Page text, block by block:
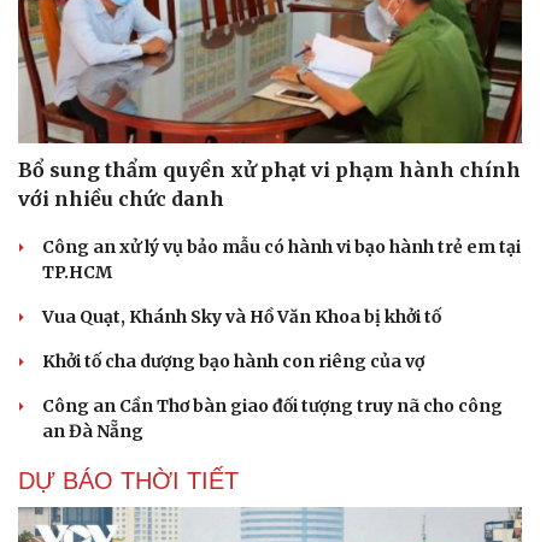
Cải chính
Bổ sung thẩm quyền xử phạt vi phạm hành chính
với nhiều chức danh
Công an xử lý vụ bảo mẫu có hành vi bạo hành trẻ em tại
TP.HCM
Vua Quạt, Khánh Sky và Hồ Văn Khoa bị khởi tố
Khởi tố cha dượng bạo hành con riêng của vợ
Công an Cần Thơ bàn giao đối tượng truy nã cho công
an Đà Nẵng
DỰ BÁO THỜI TIẾT